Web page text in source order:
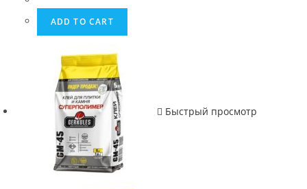
ADD TO CART
Быстрый просмотр